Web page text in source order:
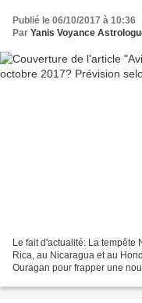
Publié le 06/10/2017 à 10:36
Par Yanis Voyance
Le fait d'actualité: La tempête
Rica, au Nicaragua et au
Ouragan pour frapper une